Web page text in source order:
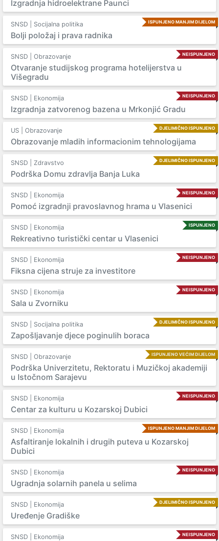
Izgradnja hidroelektrane Paunci
ISPUNJENO MANJIM DIJELOM
SNSD | Socijalna politika
Bolji položaj i prava radnika
NEISPUNJENO
SNSD | Obrazovanje
Otvaranje studijskog programa hotelijerstva u
Višegradu
NEISPUNJENO
SNSD | Ekonomija
Izgradnja zatvorenog bazena u Mrkonjić Gradu
DJELIMIČNO ISPUNJENO
US | Obrazovanje
Obrazovanje mladih informacionim tehnologijama
DJELIMIČNO ISPUNJENO
SNSD | Zdravstvo
Podrška Domu zdravlja Banja Luka
NEISPUNJENO
SNSD | Ekonomija
Pomoć izgradnji pravoslavnog hrama u Vlasenici
ISPUNJENO
SNSD | Ekonomija
Rekreativno turistički centar u Vlasenici
NEISPUNJENO
SNSD | Ekonomija
Fiksna cijena struje za investitore
NEISPUNJENO
SNSD | Ekonomija
Sala u Zvorniku
DJELIMIČNO ISPUNJENO
SNSD | Socijalna politika
Zapošljavanje djece poginulih boraca
ISPUNJENO VEĆIM DIJELOM
SNSD | Obrazovanje
Podrška Univerzitetu, Rektoratu i Muzičkoj akademiji
u Istočnom Sarajevu
NEISPUNJENO
SNSD | Ekonomija
Centar za kulturu u Kozarskoj Dubici
ISPUNJENO MANJIM DIJELOM
SNSD | Ekonomija
Asfaltiranje lokalnih i drugih puteva u Kozarskoj
Dubici
NEISPUNJENO
SNSD | Ekonomija
Ugradnja solarnih panela u selima
DJELIMIČNO ISPUNJENO
SNSD | Ekonomija
Uređenje Gradiške
NEISPUNJENO
SNSD | Ekonomija